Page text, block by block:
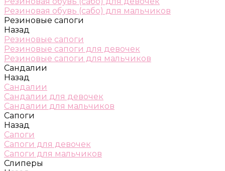
Резиновая обувь (сабо) для мальчиков
Резиновые сапоги
Назад
Резиновые сапоги
Резиновые сапоги для девочек
Резиновые сапоги для мальчиков
Сандалии
Назад
Сандалии
Сандалии для девочек
Сандалии для мальчиков
Сапоги
Назад
Сапоги
Сапоги для девочек
Сапоги для мальчиков
Слиперы